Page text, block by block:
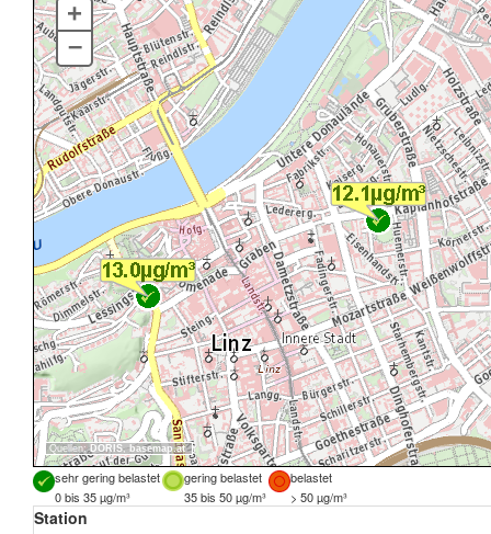
Quellen:DORIS, basemap.at
+
–
sehr gering belastet gering belastet
belastet
0 bis 35 µg/m³
35 bis 50 µg/m³ > 50 µg/m³
Station